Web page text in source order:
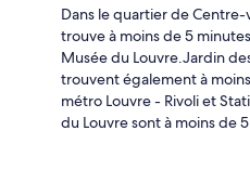
Dans le quartier de
trouve à moins de 5
Musée du Louvre.Jardin
trouvent également à
métro Louvre - Rivoli et
du Louvre sont à moins de